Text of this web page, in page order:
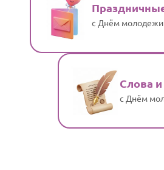
с Днём молодежи
Слова и
с Днём